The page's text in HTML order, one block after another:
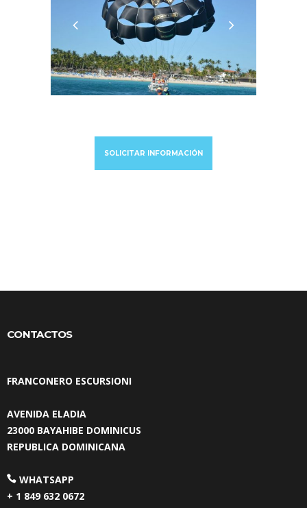
SOLICITAR INFORMACIÓN
CONTACTOS
FRANCONERO ESCURSIONI
AVENIDA ELADIA
23000 BAYAHIBE DOMINICUS
REPUBLICA DOMINICANA
WHATSAPP
+ 1 849 632 0672